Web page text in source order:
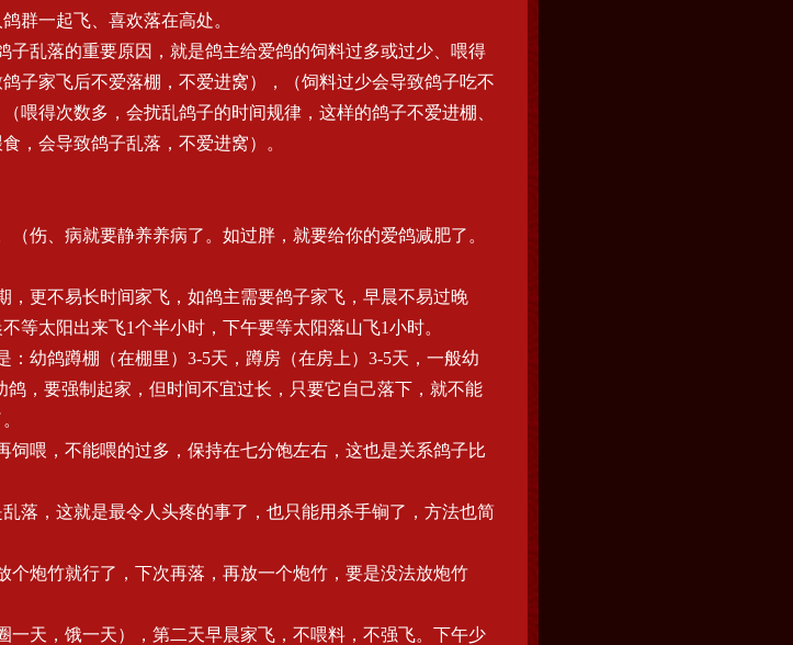
群一起飞、喜欢落在高处。
子乱落的重要原因，就是鸽主给爱鸽的饲料过多或过少、喂得
子家飞后不爱落棚，不爱进窝），（饲料过少会导致鸽子吃不
喂得次数多，会扰乱鸽子的时间规律，这样的鸽子不爱进棚、
，会导致鸽子乱落，不爱进窝）。
伤、病就要静养养病了。如过胖，就要给你的爱鸽减肥了。
，更不易长时间家飞，如鸽主需要鸽子家飞，早晨不易过晚
等太阳出来飞1个半小时，下午要等太阳落山飞1小时。
幼鸽蹲棚（在棚里）3-5天，蹲房（在房上）3-5天，一般幼
，要强制起家，但时间不宜过长，只要它自己落下，就不能
饲喂，不能喂的过多，保持在七分饱左右，这也是关系鸽子比
落，这就是最令人头疼的事了，也只能用杀手锏了，方法也简
个炮竹就行了，下次再落，再放一个炮竹，要是没法放炮竹
一天，饿一天），第二天早晨家飞，不喂料，不强飞。下午少